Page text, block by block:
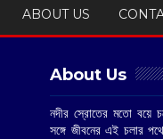
ABOUT US
About Us
নদীর স্রোতের মতো বয়ে
সঙ্গে জীবনের এই চলার